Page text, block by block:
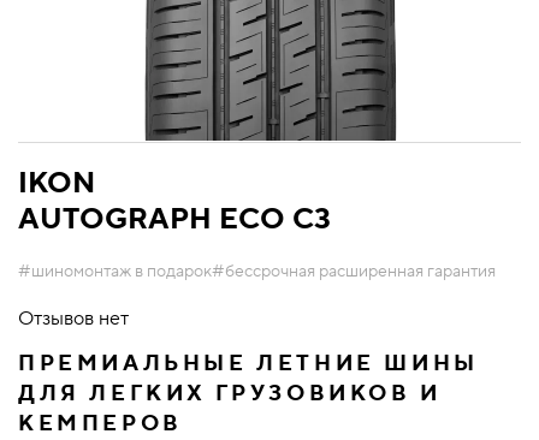
IKON
AUTOGRAPH ECO C3
#шиномонтаж в подарок#бессрочная расширенная гарантия
Отзывов нет
ПРЕМИАЛЬНЫЕ ЛЕТНИЕ ШИНЫ
ДЛЯ ЛЕГКИХ ГРУЗОВИКОВ И
КЕМПЕРОВ